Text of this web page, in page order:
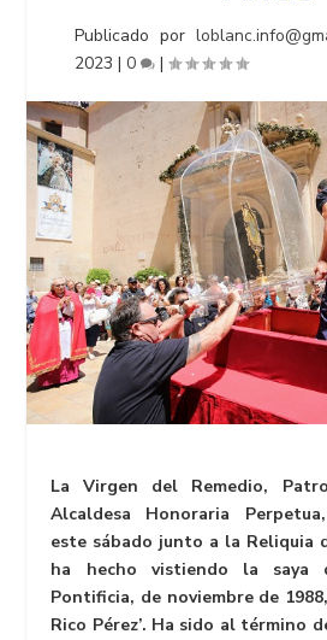
Publicado por
2023 |0 |
La Virgen del Remedio,
Alcaldesa Honoraria
este sábado junto a la Reliquia
ha hecho vistiendo la saya
Pontificia, de noviembre de
Rico Pérez’. Ha sido al término